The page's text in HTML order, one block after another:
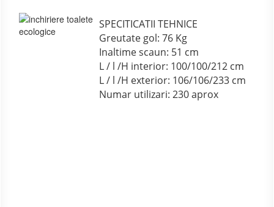
SPECITICATII TEHNICE
Greutate gol: 76 Kg
Inaltime scaun: 51 cm
L / l /H interior: 100/100/212 cm
L / l /H exterior: 106/106/233 cm
Numar utilizari: 230 aprox